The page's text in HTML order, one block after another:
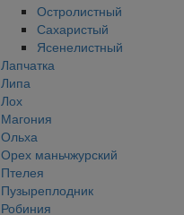
Остролистный
Сахаристый
Ясенелистный
Лапчатка
Липа
Лох
Магония
Ольха
Орех маньчжурский
Птелея
Пузыреплодник
Робиния